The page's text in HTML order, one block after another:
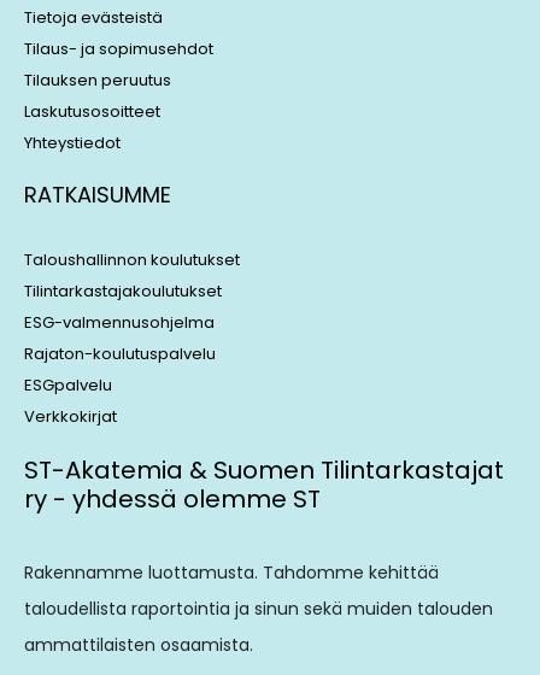
Tietoja evästeistä
Tilaus- ja sopimusehdot
Tilauksen peruutus
Laskutusosoitteet
Yhteystiedot
RATKAISUMME
Taloushallinnon koulutukset
Tilintarkastajakoulutukset
ESG-valmennusohjelma
Rajaton-koulutuspalvelu
ESGpalvelu
Verkkokirjat
ST-Akatemia & Suomen Tilintarkastajat
ry - yhdessä olemme ST
Rakennamme luottamusta. Tahdomme kehittää
taloudellista raportointia ja sinun sekä muiden talouden
ammattilaisten osaamista.